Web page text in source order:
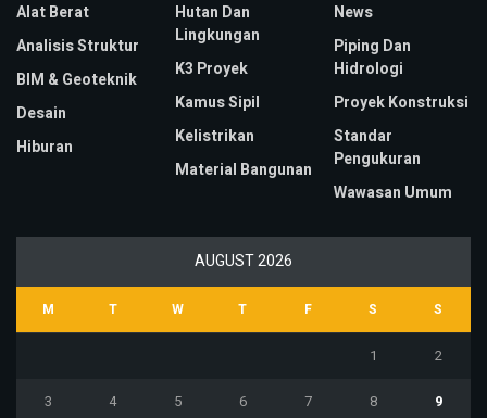
Alat Berat
Analisis Struktur
BIM & Geoteknik
Desain
Hiburan
Hutan Dan
Lingkungan
K3 Proyek
Kamus Sipil
Kelistrikan
Material Bangunan
News
Piping Dan
Hidrologi
Proyek Konstruksi
Standar
Pengukuran
Wawasan Umum
AUGUST 2026
M T W T F S S
1 2
3 4 5 6 7 8 9